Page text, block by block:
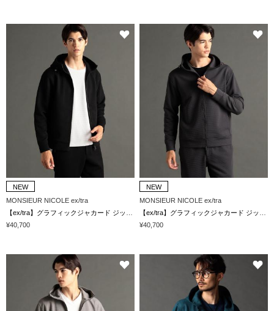
NEW
MONSIEUR NICOLE ex/tra
¥40,700
NEW
MONSIEUR NICOLE ex/tra
¥40,700